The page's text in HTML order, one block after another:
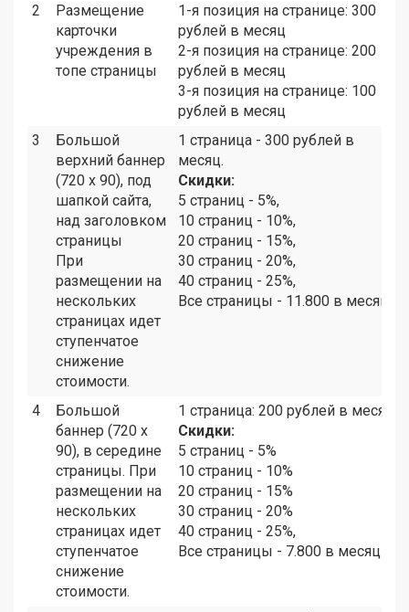
2
Размещение
карточки
учреждения в
топе страницы
1-я позиция на странице: 300
рублей в месяц
2-я позиция на странице: 200
рублей в месяц
3-я позиция на странице: 100
рублей в месяц
3
Большой
верхний баннер
(720 х 90), под
шапкой сайта,
над заголовком
страницы
При
размещении на
нескольких
страницах идет
ступенчатое
снижение
стоимости.
1 страница - 300 рублей в
месяц.
Скидки:
5 страниц - 5%,
10 страниц - 10%,
20 страниц - 15%,
30 страниц - 20%,
40 страниц - 25%,
Все страницы - 11.800 в месяц
4
Большой
баннер (720 х
90), в середине
страницы. При
размещении на
нескольких
страницах идет
ступенчатое
снижение
стоимости.
1 страница: 200 рублей в месяц
Скидки:
5 страниц - 5%
10 страниц - 10%
20 страниц - 15%
30 страниц - 20%
40 страниц - 25%,
Все страницы - 7.800 в месяц